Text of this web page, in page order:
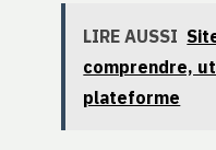
LIRE AUSSI
comprendre,
plateforme